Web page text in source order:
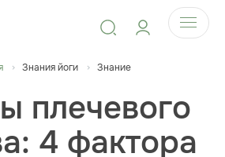
Знания йоги Знание
плечевого
4 фактора